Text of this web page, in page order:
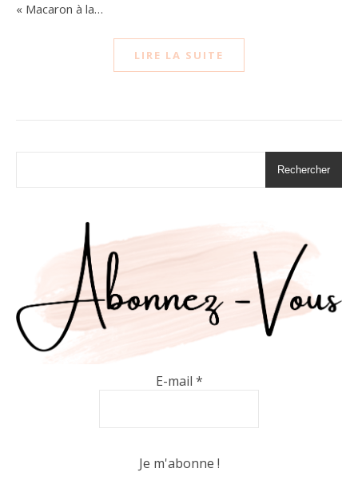
« Macaron à la…
LIRE LA SUITE
Rechercher
E-mail *